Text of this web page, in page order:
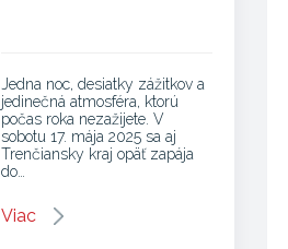
Jedna noc, desiatky zážitkov a
jedinečná atmosféra, ktorú
počas roka nezažijete. V
sobotu 17. mája 2025 sa aj
Trenčiansky kraj opäť zapája
do…
Viac